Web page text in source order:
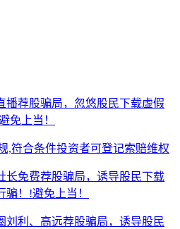
播荐股骗局，忽悠股民下载虚假
免上当！
,符合条件投资者可登记索赔维权
长免费荐股骗局，诱导股民下载
！!避免上当！
刘利、高远荐股骗局，诱导股民